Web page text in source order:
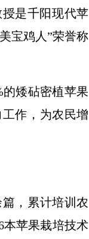
是千阳现代苹
宝鸡人”荣誉称
矮砧密植苹果
作，为农民增
，累计培训农
本苹果栽培技术